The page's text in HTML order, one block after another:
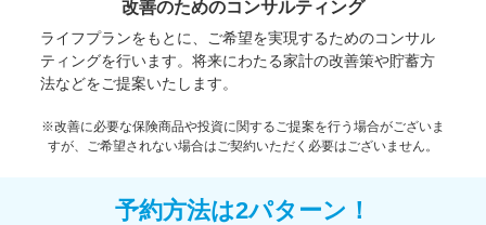
改善のためのコンサルティング
ライフプランをもとに、ご希望を実現するためのコンサル
ティングを行います。将来にわたる家計の改善策や貯蓄方
法などをご提案いたします。
※改善に必要な保険商品や投資に関するご提案を行う場合がございま
すが、ご希望されない場合はご契約いただく必要はございません。
予約方法は2パターン！